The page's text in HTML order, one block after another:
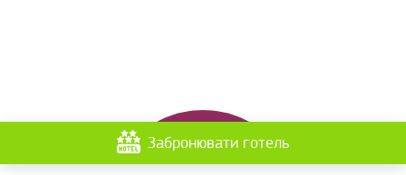
Забронювати готель